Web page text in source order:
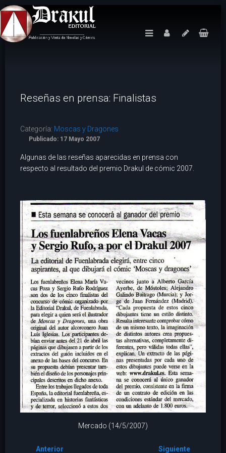
Reseñas en prensa: Finalistas
Categoría: Moscas y Dragones
Publicado: 17 Mayo 2007
Algunas de las reseñas aparecidas en prensa con
respecto al resultado del premio Drakul de cómic 2007.
Mercado (14/5/2007)
Anterior Siguiente